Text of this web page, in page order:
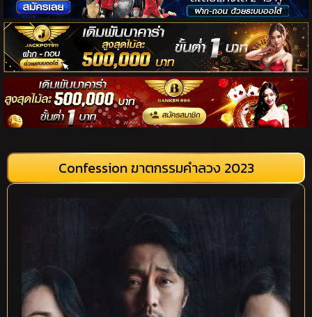
Confession ฆาตกรรมคำลวง 2023